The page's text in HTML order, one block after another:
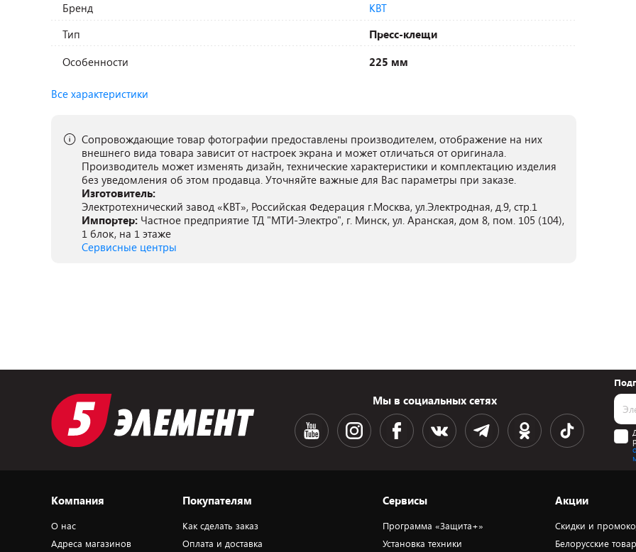
Бренд
КВТ
Тип
Пресс-клещи
Особенности
225 мм
Все характеристики
Сопровождающие товар фотографии предоставлены производителем, отображение на них
внешнего вида товара зависит от настроек экрана и может отличаться от оригинала.
Производитель может изменять дизайн, технические характеристики и комплектацию изделия
без уведомления об этом продавца. Уточняйте важные для Вас параметры при заказе.
Изготовитель:
Электротехнический завод «КВТ», Российская Федерация г.Москва, ул.Электродная, д.9, стр.1
Импортер: Частное предприятие ТД "МТИ-Электро", г. Минск, ул. Аранская, дом 8, пом. 105 (104),
1 блок, на 1 этаже
Сервисные центры
Мы в социальных сетях
Компания
О нас
Адреса магазинов
Покупателям
Как сделать заказ
Оплата и доставка
Сервисы
Программа «Защита+»
Установка техники
Акции
Скидки и
Белорусские